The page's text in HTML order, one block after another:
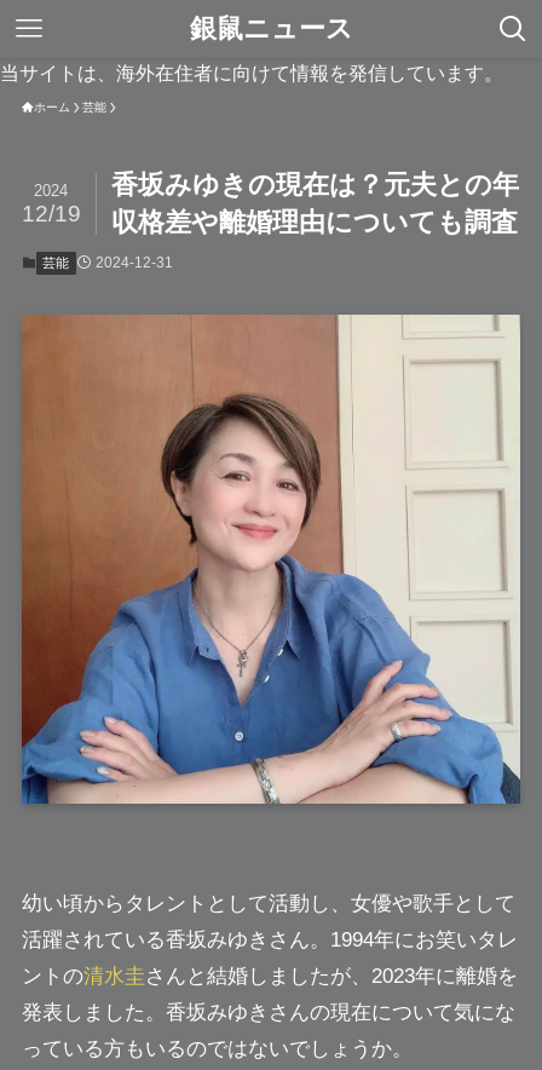
銀鼠ニュース
当サイトは、海外在住者に向けて情報を発信しています。
ホーム 芸能
香坂みゆきの現在は？元夫との年
収格差や離婚理由についても調査
2024
12/19
芸能 2024-12-31
幼い頃からタレントとして活動し、女優や歌手として
活躍されている香坂みゆきさん。1994年にお笑いタレ
ントの清水圭さんと結婚しましたが、2023年に離婚を
発表しました。香坂みゆきさんの現在について気にな
っている方もいるのではないでしょうか。